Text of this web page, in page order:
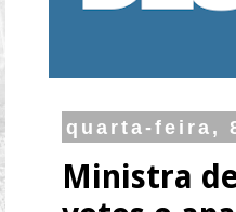
quarta-feira,
Ministra